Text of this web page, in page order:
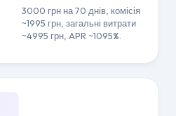
3000 грн на 70 днів, комісія
~1995 грн, загальні витрати
~4995 грн, APR ~1095%.